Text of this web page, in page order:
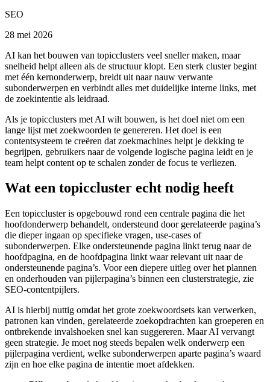
SEO
28 mei 2026
AI kan het bouwen van topicclusters veel sneller maken, maar
snelheid helpt alleen als de structuur klopt. Een sterk cluster begint
met één kernonderwerp, breidt uit naar nauw verwante
subonderwerpen en verbindt alles met duidelijke interne links, met
de zoekintentie als leidraad.
Als je topicclusters met AI wilt bouwen, is het doel niet om een
lange lijst met zoekwoorden te genereren. Het doel is een
contentsysteem te creëren dat zoekmachines helpt je dekking te
begrijpen, gebruikers naar de volgende logische pagina leidt en je
team helpt content op te schalen zonder de focus te verliezen.
Wat een topiccluster echt nodig heeft
Een topiccluster is opgebouwd rond een centrale pagina die het
hoofdonderwerp behandelt, ondersteund door gerelateerde pagina’s
die dieper ingaan op specifieke vragen, use-cases of
subonderwerpen. Elke ondersteunende pagina linkt terug naar de
hoofdpagina, en de hoofdpagina linkt waar relevant uit naar de
ondersteunende pagina’s. Voor een diepere uitleg over het plannen
en onderhouden van pijlerpagina’s binnen een clusterstrategie, zie
SEO-contentpijlers.
AI is hierbij nuttig omdat het grote zoekwoordsets kan verwerken,
patronen kan vinden, gerelateerde zoekopdrachten kan groeperen en
ontbrekende invalshoeken snel kan suggereren. Maar AI vervangt
geen strategie. Je moet nog steeds bepalen welk onderwerp een
pijlerpagina verdient, welke subonderwerpen aparte pagina’s waard
zijn en hoe elke pagina de intentie moet afdekken.